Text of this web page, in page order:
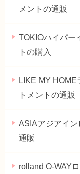
メントの通販
TOKIOハイパー
トの購入
LIKE MY
トメントの通販
ASIAアジアイ
通販
rolland O-WAY